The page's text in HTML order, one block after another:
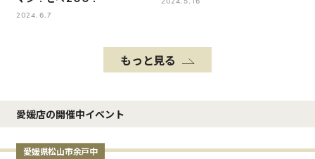
2024.6.7
もっと見る
愛媛店の開催中イベント
愛媛県松山市余戸中